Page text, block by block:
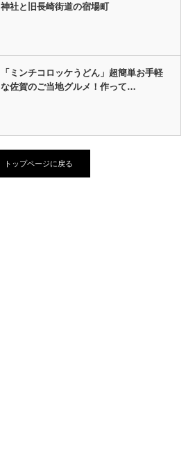
神社と旧長崎街道の宿場町
「ミンチコロッケうどん」超簡単お手軽
な佐賀のご当地グルメ！作って…
トップページに戻る